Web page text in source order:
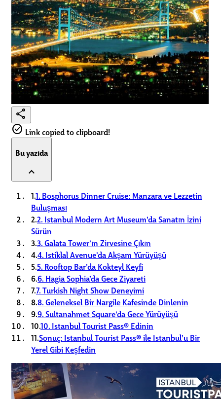
share
check_circle Link copied to clipboard!
Bu yazıda
expand_less
1.1. Bosphorus Dinner Cruise: Manzara ve Lezzetin
Buluşması
2.2. Istanbul Modern Art Museum’da Sanatın İzini
Sürün
3.3. Galata Tower’ın Zirvesine Çıkın
4.4. Istiklal Avenue’da Akşam Yürüyüşü
5.5. Rooftop Bar’da Kokteyl Keyfi
6.6. Hagia Sophia’da Gece Ziyareti
7.7. Turkish Night Show Deneyimi
8.8. Geleneksel Bir Nargile Kafesinde Dinlenin
9.9. Sultanahmet Square’da Gece Yürüyüşü
10.10. Istanbul Tourist Pass® Edinin
11.Sonuç: Istanbul Tourist Pass® ile Istanbul’u Bir
Yerel Gibi Keşfedin